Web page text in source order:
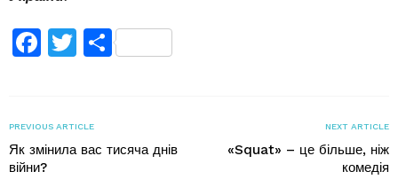
Facebook
TwitterПоділитися
PREVIOUS ARTICLE
Як змінила вас тисяча днів
війни?
NEXT ARTICLE
«Squat» – це більше, ніж
комедія